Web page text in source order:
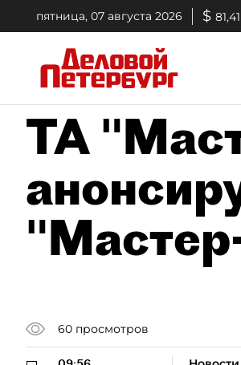
пятница, 07 августа 2026 $ 81,41
ТА
60 просмотров